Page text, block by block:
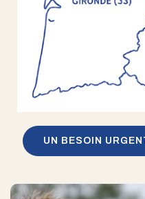
UN BESOIN